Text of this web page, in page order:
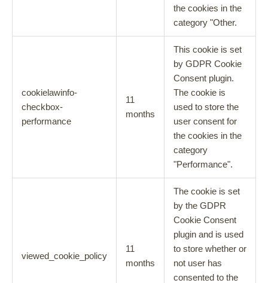
the cookies in the
category "Other.
cookielawinfo-
checkbox-
performance
11
months
This cookie is set
by GDPR Cookie
Consent plugin.
The cookie is
used to store the
user consent for
the cookies in the
category
"Performance".
viewed_cookie_policy
11
months
The cookie is set
by the GDPR
Cookie Consent
plugin and is used
to store whether or
not user has
consented to the